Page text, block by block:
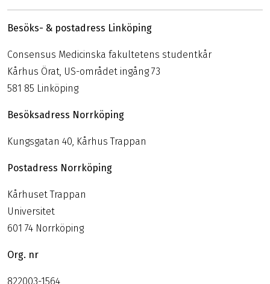
Besöks- & postadress Linköping
Consensus Medicinska fakultetens studentkår
Kårhus Örat, US-området ingång 73
581 85 Linköping
Besöksadress Norrköping
Kungsgatan 40, Kårhus Trappan
Postadress Norrköping
Kårhuset Trappan
Universitet
601 74 Norrköping
Org. nr
822003-1564